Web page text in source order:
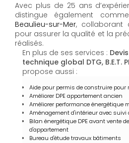
Avec plus de 25 ans
distingue également
Beaulieu-sur-Mer, collaborant
pour assurer la qualité et la
réalisés.
En plus de ses services :
technique global DTG, B.E.T.
propose aussi :
Aide pour permis de construire pour
Améliorer DPE appartement ancien
Améliorer performance énergétique
Aménagement d'intérieur avec suivi
Bilan énergétique DPE avant vente
d'appartement
Bureau d'étude travaux bâtiments